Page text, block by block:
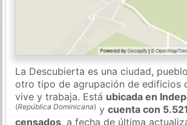
La Descubierta es una ciudad,
otro tipo de agrupación de edificios
vive y trabaja. Está ubicada en
(República Dominicana) ycuenta con
censados, a fecha de última